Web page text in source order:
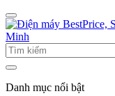
Danh mục nổi bật